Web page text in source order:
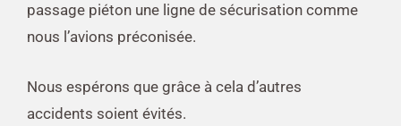
passage piéton une ligne de sécurisation comme
nous l’avions préconisée.
Nous espérons que grâce à cela d’autres
accidents soient évités.